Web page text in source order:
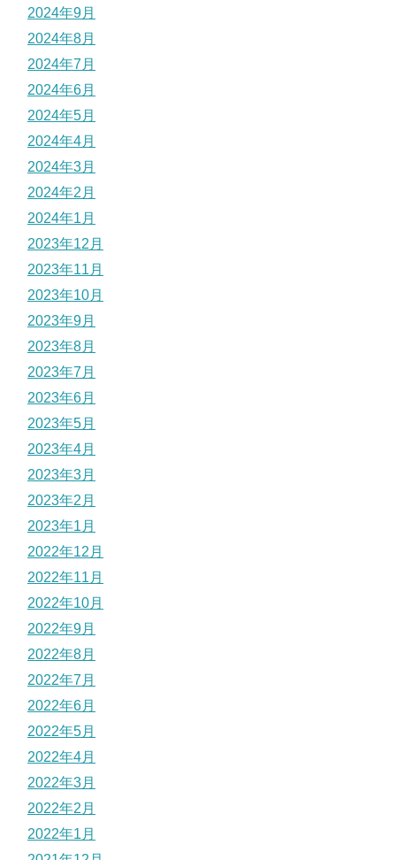
2024年9月
2024年8月
2024年7月
2024年6月
2024年5月
2024年4月
2024年3月
2024年2月
2024年1月
2023年12月
2023年11月
2023年10月
2023年9月
2023年8月
2023年7月
2023年6月
2023年5月
2023年4月
2023年3月
2023年2月
2023年1月
2022年12月
2022年11月
2022年10月
2022年9月
2022年8月
2022年7月
2022年6月
2022年5月
2022年4月
2022年3月
2022年2月
2022年1月